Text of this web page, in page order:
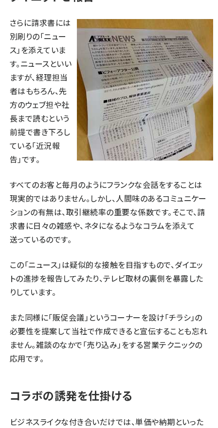
さらに請求書には
別刷りの「ニュー
ス」を添えていま
す。ニュースといい
ますが、経理担当
者はもちろん、先
方のウェブ担や社
長まで読むという
前提で書き下ろし
ている「近況報
告」です。
すべてのお客と毎月のようにフランクな会話をすることは
現実的ではありません。しかし、人間味のあるコミュニケー
ションの有無は、取引継続率の重要な係数です。そこで、請
求書に日々の雑感や、ネタになるようなコラムを添えて
送っているのです。
この「ニュース」は疑似的な接触を目指すもので、ダイエッ
トの進捗を報告してみたり、テレビ取材の裏側を暴露した
りしています。
また同様に「販促会議」というコーナーを設け「チラシ」の
必要性を提案して当社で作成できると宣伝することも忘れ
ません。雑談のなかで「売り込み」をする営業テクニックの
応用です。
コラボの誘発を仕掛ける
ビジネスライクな付き合いだけでは、単価や納期といった